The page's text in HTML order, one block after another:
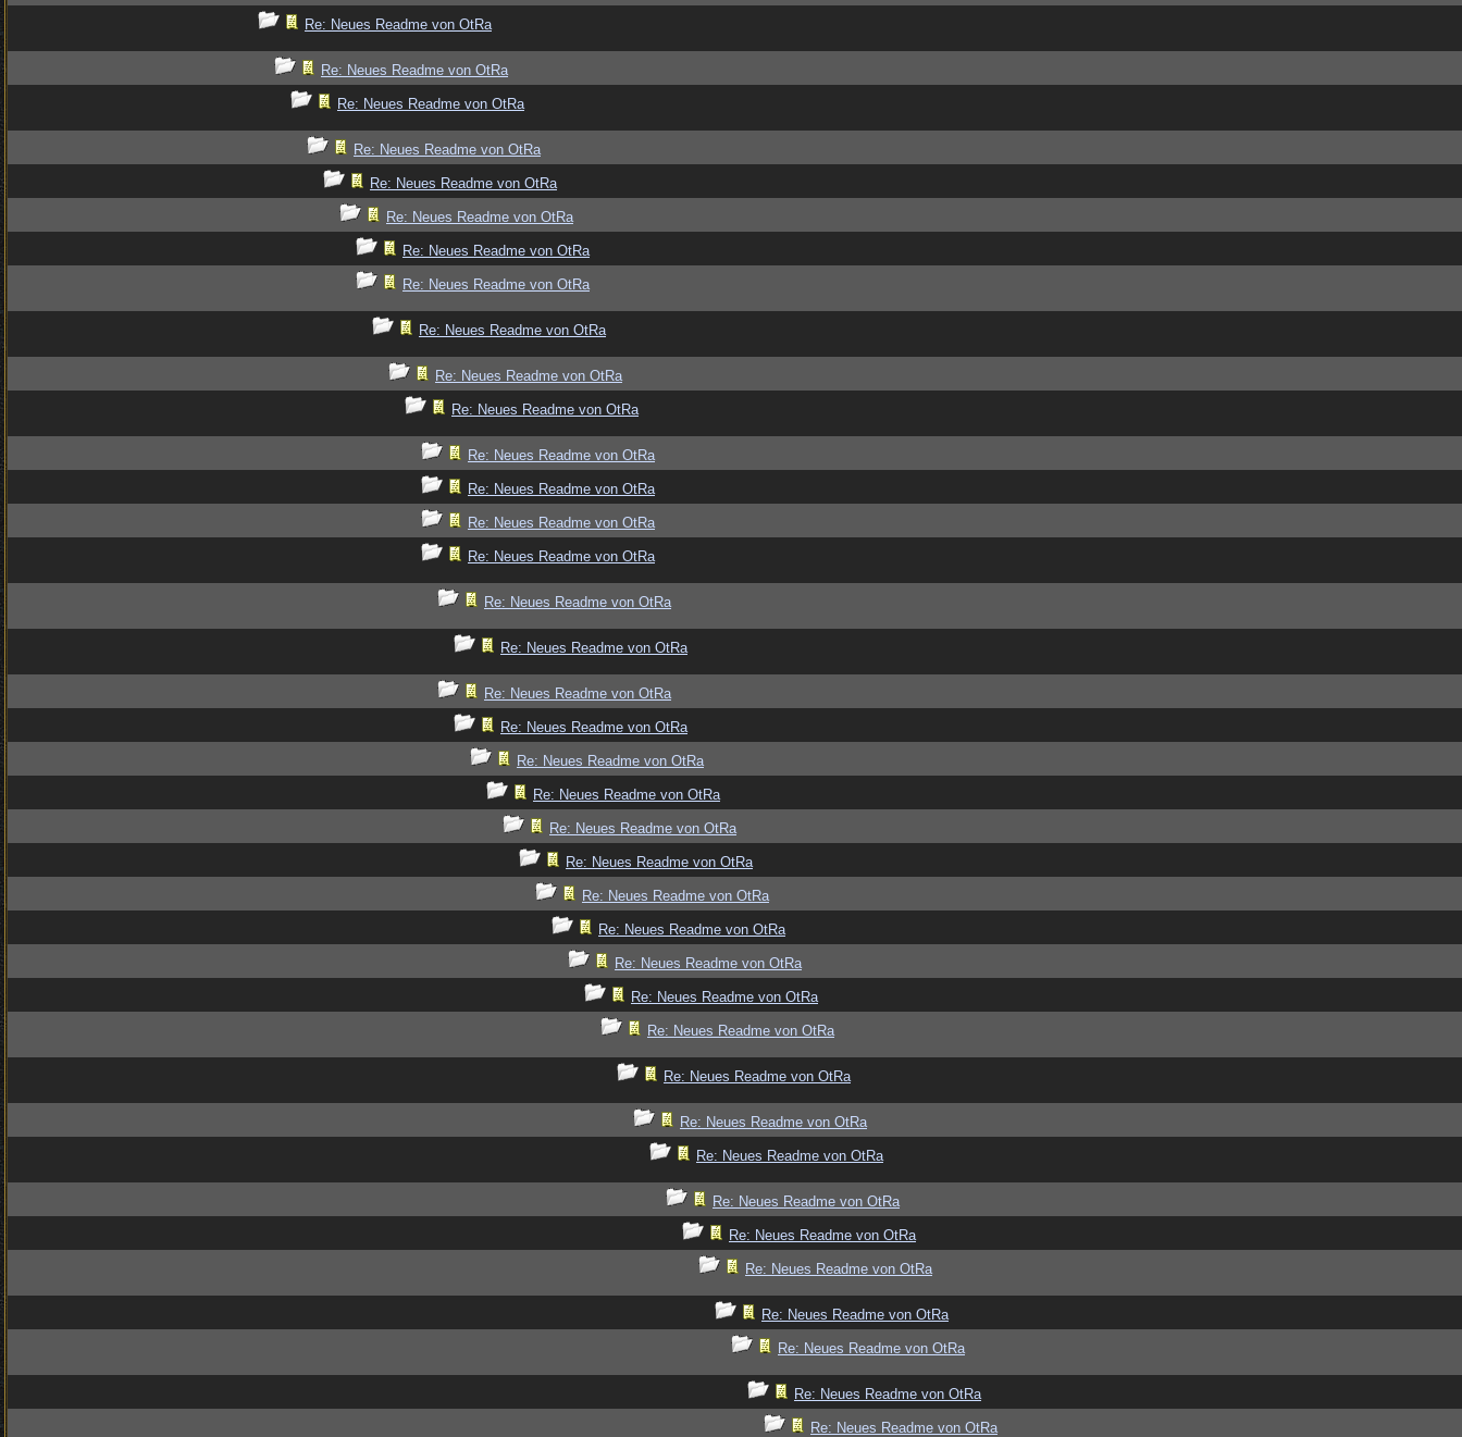
Re: Neues Readme von OtRa
Re: Neues Readme von OtRa
Re: Neues Readme von OtRa
Re: Neues Readme von OtRa
Re: Neues Readme von OtRa
Re: Neues Readme von OtRa
Re: Neues Readme von OtRa
Re: Neues Readme von OtRa
Re: Neues Readme von OtRa
Re: Neues Readme von OtRa
Re: Neues Readme von OtRa
Re: Neues Readme von OtRa
Re: Neues Readme von OtRa
Re: Neues Readme von OtRa
Re: Neues Readme von OtRa
Re: Neues Readme von OtRa
Re: Neues Readme von OtRa
Re: Neues Readme von OtRa
Re: Neues Readme von OtRa
Re: Neues Readme von OtRa
Re: Neues Readme von OtRa
Re: Neues Readme von OtRa
Re: Neues Readme von OtRa
Re: Neues Readme von OtRa
Re: Neues Readme von OtRa
Re: Neues Readme von OtRa
Re: Neues Readme von OtRa
Re: Neues Readme von OtRa
Re: Neues Readme von OtRa
Re: Neues Readme von OtRa
Re: Neues Readme von OtRa
Re: Neues Readme von OtRa
Re: Neues Readme von OtRa
Re: Neues Readme von OtRa
Re: Neues Readme von OtRa
Re: Neues Readme von OtRa
Re: Neues Readme von OtRa
Re: Neues Readme von OtRa